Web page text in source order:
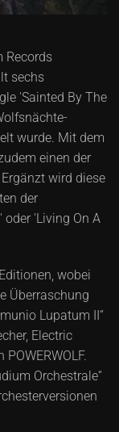
Records
sechs
'Sainted By The
wurde. Mit dem
einen der
wird diese
der
'Living On A
wobei
Überraschung
Lupatum II“
Electric
Orchestrale“